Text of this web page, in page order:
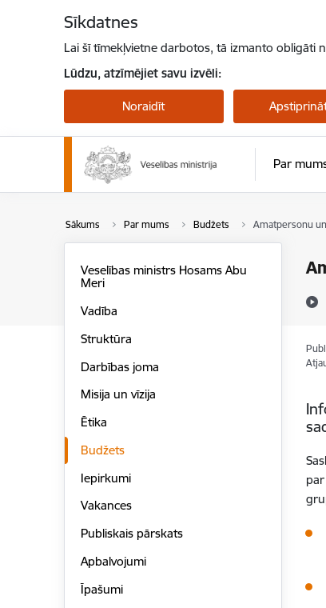
Sīkdatnes
Lai šī tīmekļvietne darbotos, tā izmanto obligāti
Lūdzu, atzīmējiet savu izvēli:
Noraidīt
Par
Sākums Par mums Budžets Amatpersonu
Veselības ministrs Hosams Abu
Meri
Vadība
Struktūra
Darbības joma
Misija un vīzija
Ētika
Budžets
Iepirkumi
Vakances
Publiskais pārskats
Apbalvojumi
Īpašumi